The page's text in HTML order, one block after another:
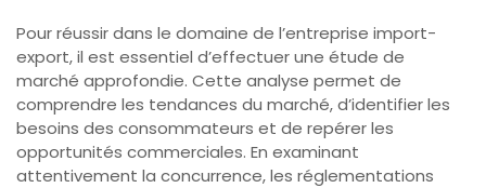
Pour réussir dans le domaine de l’entreprise import-
export, il est essentiel d’effectuer une étude de
marché approfondie. Cette analyse permet de
comprendre les tendances du marché, d’identifier les
besoins des consommateurs et de repérer les
opportunités commerciales. En examinant
attentivement la concurrence, les réglementations